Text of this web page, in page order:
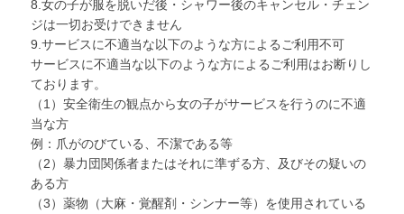
8.女の子が服を脱いだ後・シャワー後のキャンセル・チェン
ジは一切お受けできません
9.サービスに不適当な以下のような方によるご利用不可
サービスに不適当な以下のような方によるご利用はお断りし
ております。
（1）安全衛生の観点から女の子がサービスを行うのに不適
当な方
例：爪がのびている、不潔である等
（2）暴力団関係者またはそれに準ずる方、及びその疑いの
ある方
（3）薬物（大麻・覚醒剤・シンナー等）を使用されている